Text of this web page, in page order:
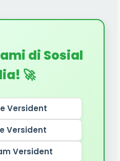
di Sosial
🚀
Versident
Versident
Versident